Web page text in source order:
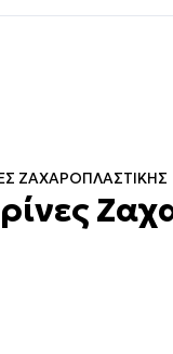
ΖΑΧΑΡΟΠΛΑΣΤΙΚΉΣ